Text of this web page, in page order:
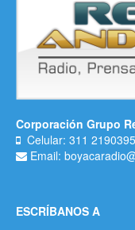
Corporación Grupo
Celular: 311 2190395
Email:
ESCRÍBANOS A